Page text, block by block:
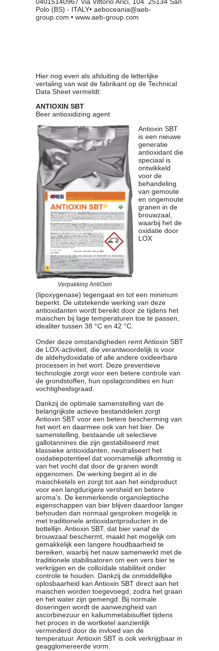
04015140967 Via Vittorio Arici, 104 25134 San
Polo (BS) - ITALY• aeboceania@aeb-
group.com • www.aeb-group.com
Hier nog even als afsluiting de letterlijke
vertaling van wat de fabrikant op de Technical
Data Sheet vermeldt:
ANTIOXIN SBT
Beer antioxidizing agent
Verpakking AntiOxin
Antioxin SBT
is een nieuwe
generatie
antioxidant die
speciaal is
ontwikkeld
voor de
behandeling
van gemoute
en ongemoute
granen in de
brouwzaal,
waarbij het de
oxidatie door
LOX
(lipoxygenase) tegengaat en tot een minimum
beperkt. De uitstekende werking van deze
antioxidanten wordt bereikt door ze tijdens het
maischen bij lage temperaturen toe te passen,
idealiter tussen 38 °C en 42 °C.
Onder deze omstandigheden remt Antioxin SBT
de LOX-activiteit, die verantwoordelijk is voor
de aldehydoxidatie of alle andere oxideerbare
processen in het wort. Deze preventieve
technologie zorgt voor een betere controle van
de grondstoffen, hun opslagcondities en hun
vochtigheidsgraad.
Dankzij de optimale samenstelling van de
belangrijkste actieve bestanddelen zorgt
Antioxin SBT voor een betere bescherming van
het wort en daarmee ook van het bier. De
samenstelling, bestaande uit selectieve
gallotannines die zijn gestabiliseerd met
klassieke antioxidanten, neutraliseert het
oxidatiepotentieel dat voornamelijk afkomstig is
van het vocht dat door de granen wordt
opgenomen. De werking begint al in de
maischketels en zorgt tot aan het eindproduct
voor een langdurigere versheid en betere
aroma's. De kenmerkende organoleptische
eigenschappen van bier blijven daardoor langer
behouden dan normaal gesproken mogelijk is
met traditionele antioxidantproducten in de
bottellijn. Antioxin SBT, dat bier vanaf de
brouwzaal beschermt, maakt het mogelijk om
gemakkelijk een langere houdbaarheid te
bereiken, waarbij het nauw samenwerkt met de
traditionele stabilisatoren om een vers bier te
verkrijgen en de colloïdale stabiliteit onder
controle te houden. Dankzij de onmiddellijke
oplosbaarheid kan Antioxin SBT direct aan het
maischen worden toegevoegd, zodra het graan
en het water zijn gemengd. Bij normale
doseringen wordt de aanwezigheid van
ascorbinezuur en kaliummetabisulfiet tijdens
het proces in de wortketel aanzienlijk
verminderd door de invloed van de
temperatuur. Antioxin SBT is ook verkrijgbaar in
geagglomereerde vorm.